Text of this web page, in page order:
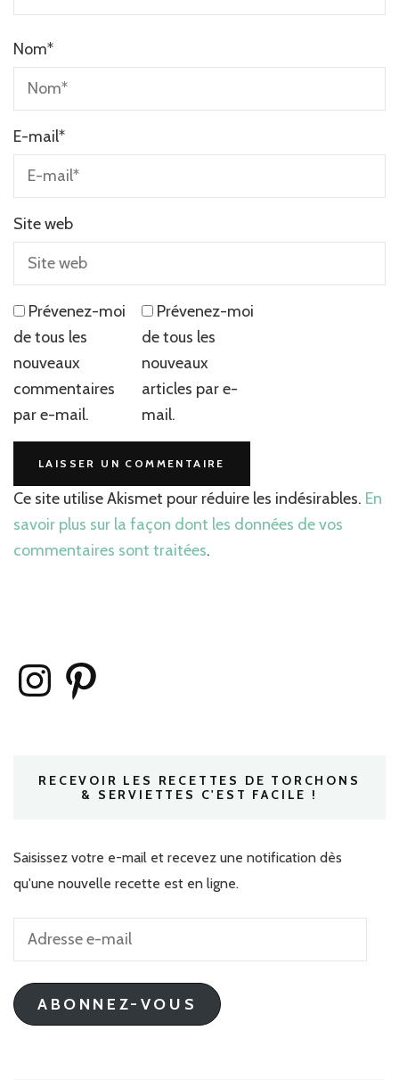
Nom*
E-mail*
Site web
Prévenez-moi
de tous les
nouveaux
commentaires
par e-mail.
Prévenez-moi
de tous les
nouveaux
articles par e-
mail.
Ce site utilise Akismet pour réduire les indésirables. En
savoir plus sur la façon dont les données de vos
commentaires sont traitées.
InstagramPinterest
RECEVOIR LES RECETTES DE TORCHONS
& SERVIETTES C'EST FACILE !
Saisissez votre e-mail et recevez une notification dès
qu'une nouvelle recette est en ligne.
Adresse
mail
ABONNEZ-VOUS